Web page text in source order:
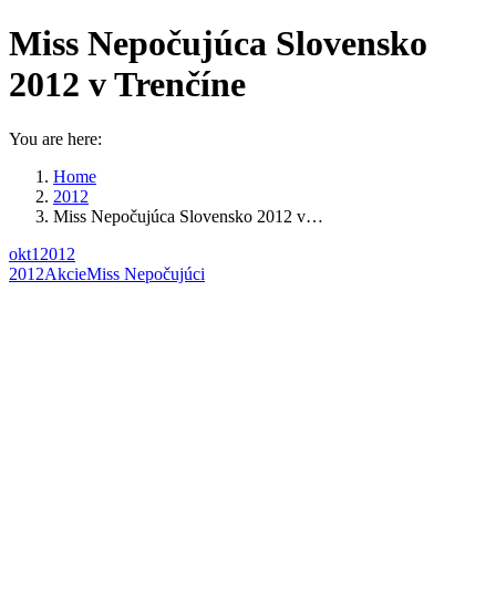
Miss Nepočujúca Slovensko
2012 v Trenčíne
You are here:
Home
2012
Miss Nepočujúca Slovensko 2012 v…
okt1 2012
2012AkcieMiss Nepočujúci